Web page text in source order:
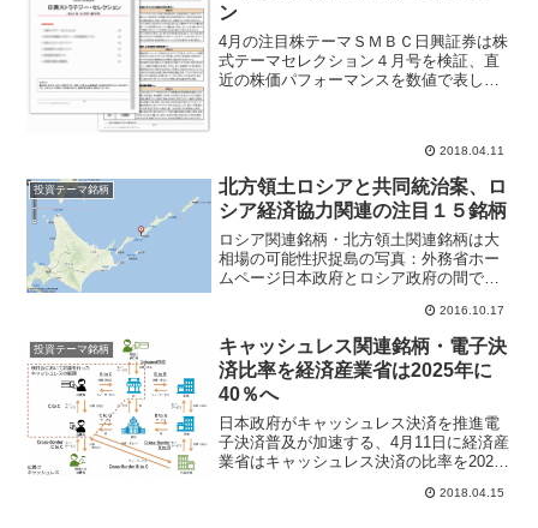
ン
4月の注目株テーマＳＭＢＣ日興証券は株
式テーマセレクション４月号を検証、直
近の株価パフォーマンスを数値で表した
2018.04.11
投資テーマ銘柄
北方領土ロシアと共同統治案、ロ
シア経済協力関連の注目１５銘柄
ロシア関連銘柄・北方領土関連銘柄は大
相場の可能性択捉島の写真：外務省ホー
ムページ日本政府とロシア政府の間で交
択捉島、国後島、色丹島、歯舞群島）に
ついて、日露で共同統治する案を検討し
協議する内容を日本経済新...
2016.10.17
投資テーマ銘柄
キャッシュレス関連銘柄・電子決
済比率を経済産業省は2025年に
40％へ
日本政府がキャッシュレス決済を推進電
子決済普及が加速する、4月11日に経済産
業省はキャッシュレス決済の比率を2025
りも2年前倒しにする。東京五輪に向けて
2018.04.15